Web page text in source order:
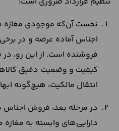
نخست آن‌که موجودی مغازه
اجناس آماده عرضه و در
فروشنده است. از این رو، در
کیفیت و وضعیت دقیق
انتقال مالکیت، هیچ‌گونه
در مرحله بعد، فروش اجناس
دارایی‌های وابسته به مغازه